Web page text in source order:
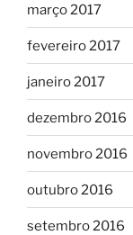
março 2017
fevereiro 2017
janeiro 2017
dezembro 2016
novembro 2016
outubro 2016
setembro 2016